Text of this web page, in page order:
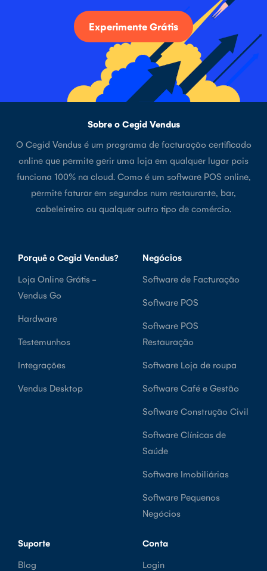
Experimente Grátis
Sobre o Cegid Vendus
O Cegid Vendus é um programa de facturação certificado
online que permite gerir uma loja em qualquer lugar pois
funciona 100% na cloud. Como é um software POS online,
permite faturar em segundos num restaurante, bar,
cabeleireiro ou qualquer outro tipo de comércio.
Porquê o Cegid Vendus?
Loja Online Grátis -
Vendus Go
Hardware
Testemunhos
Integrações
Vendus Desktop
Negócios
Software de Facturação
Software POS
Software POS
Restauração
Software Loja de roupa
Software Café e Gestão
Software Construção Civil
Software Clínicas de
Saúde
Software Imobiliárias
Software Pequenos
Negócios
Suporte
Blog
Conta
Login